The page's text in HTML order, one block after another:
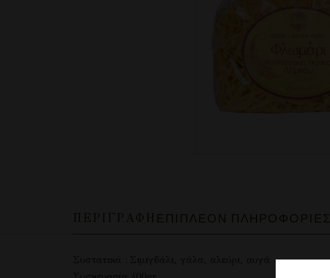
ΠΕΡΙΓΡΑΦΉ ΕΠΙΠΛΈΟΝ ΠΛΗΡΟΦΟΡΊΕΣ